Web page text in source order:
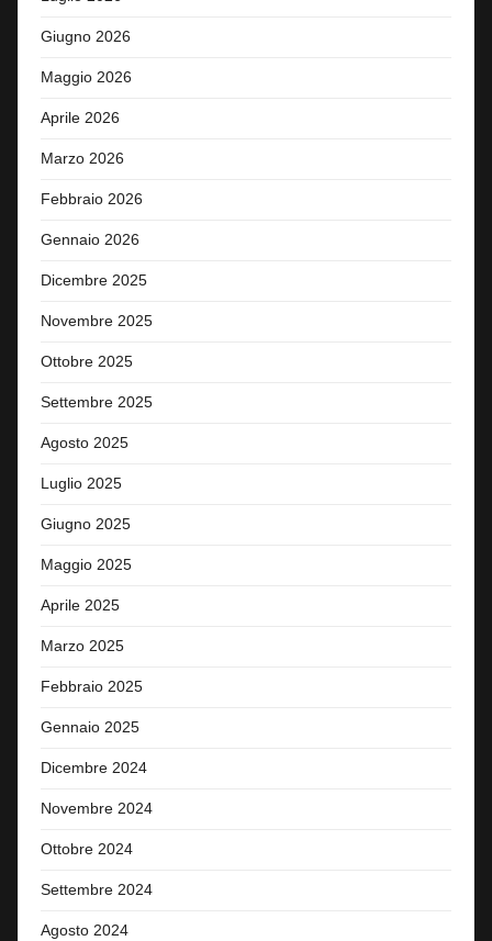
Giugno 2026
Maggio 2026
Aprile 2026
Marzo 2026
Febbraio 2026
Gennaio 2026
Dicembre 2025
Novembre 2025
Ottobre 2025
Settembre 2025
Agosto 2025
Luglio 2025
Giugno 2025
Maggio 2025
Aprile 2025
Marzo 2025
Febbraio 2025
Gennaio 2025
Dicembre 2024
Novembre 2024
Ottobre 2024
Settembre 2024
Agosto 2024